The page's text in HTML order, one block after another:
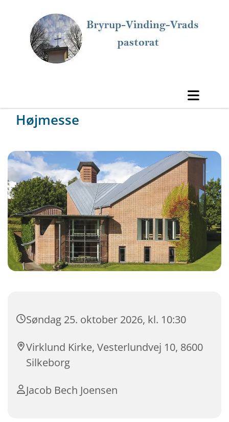
Højmesse
Søndag 25. oktober 2026, kl. 10:30
Virklund Kirke, Vesterlundvej 10, 8600
Silkeborg
Jacob Bech Joensen